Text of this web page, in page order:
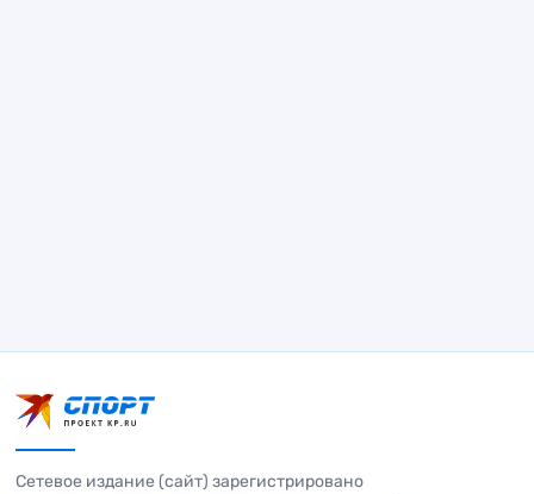
Сетевое издание (сайт) зарегистрировано